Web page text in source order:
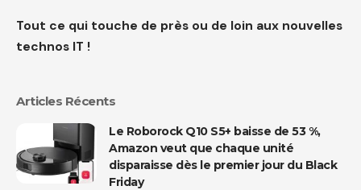
Tout ce qui touche de près ou de loin aux nouvelles
technos IT !
Articles Récents
Le Roborock Q10 S5+ baisse de 53 %,
Amazon veut que chaque unité
disparaisse dès le premier jour du Black
Friday